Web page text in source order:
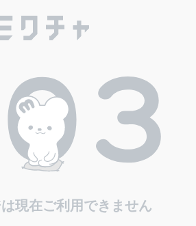
現在ご利用できません